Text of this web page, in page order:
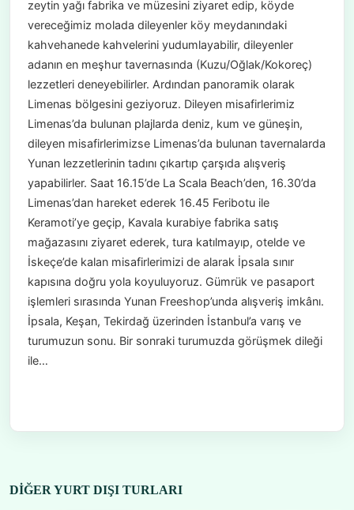
zeytin yağı fabrika ve müzesini ziyaret edip, köyde
vereceğimiz molada dileyenler köy meydanındaki
kahvehanede kahvelerini yudumlayabilir, dileyenler
adanın en meşhur tavernasında (Kuzu/Oğlak/Kokoreç)
lezzetleri deneyebilirler. Ardından panoramik olarak
Limenas bölgesini geziyoruz. Dileyen misafirlerimiz
Limenas’da bulunan plajlarda deniz, kum ve güneşin,
dileyen misafirlerimizse Limenas’da bulunan tavernalarda
Yunan lezzetlerinin tadını çıkartıp çarşıda alışveriş
yapabilirler. Saat 16.15’de La Scala Beach’den, 16.30’da
Limenas’dan hareket ederek 16.45 Feribotu ile
Keramoti’ye geçip, Kavala kurabiye fabrika satış
mağazasını ziyaret ederek, tura katılmayıp, otelde ve
İskeçe’de kalan misafirlerimizi de alarak İpsala sınır
kapısına doğru yola koyuluyoruz. Gümrük ve pasaport
işlemleri sırasında Yunan Freeshop’unda alışveriş imkânı.
İpsala, Keşan, Tekirdağ üzerinden İstanbul’a varış ve
turumuzun sonu. Bir sonraki turumuzda görüşmek dileği
ile…
DIĞER YURT DIŞI TURLARI